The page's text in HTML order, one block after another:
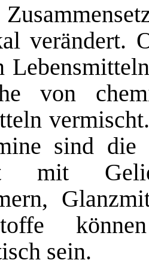
verändert.
von
sind die
sein.